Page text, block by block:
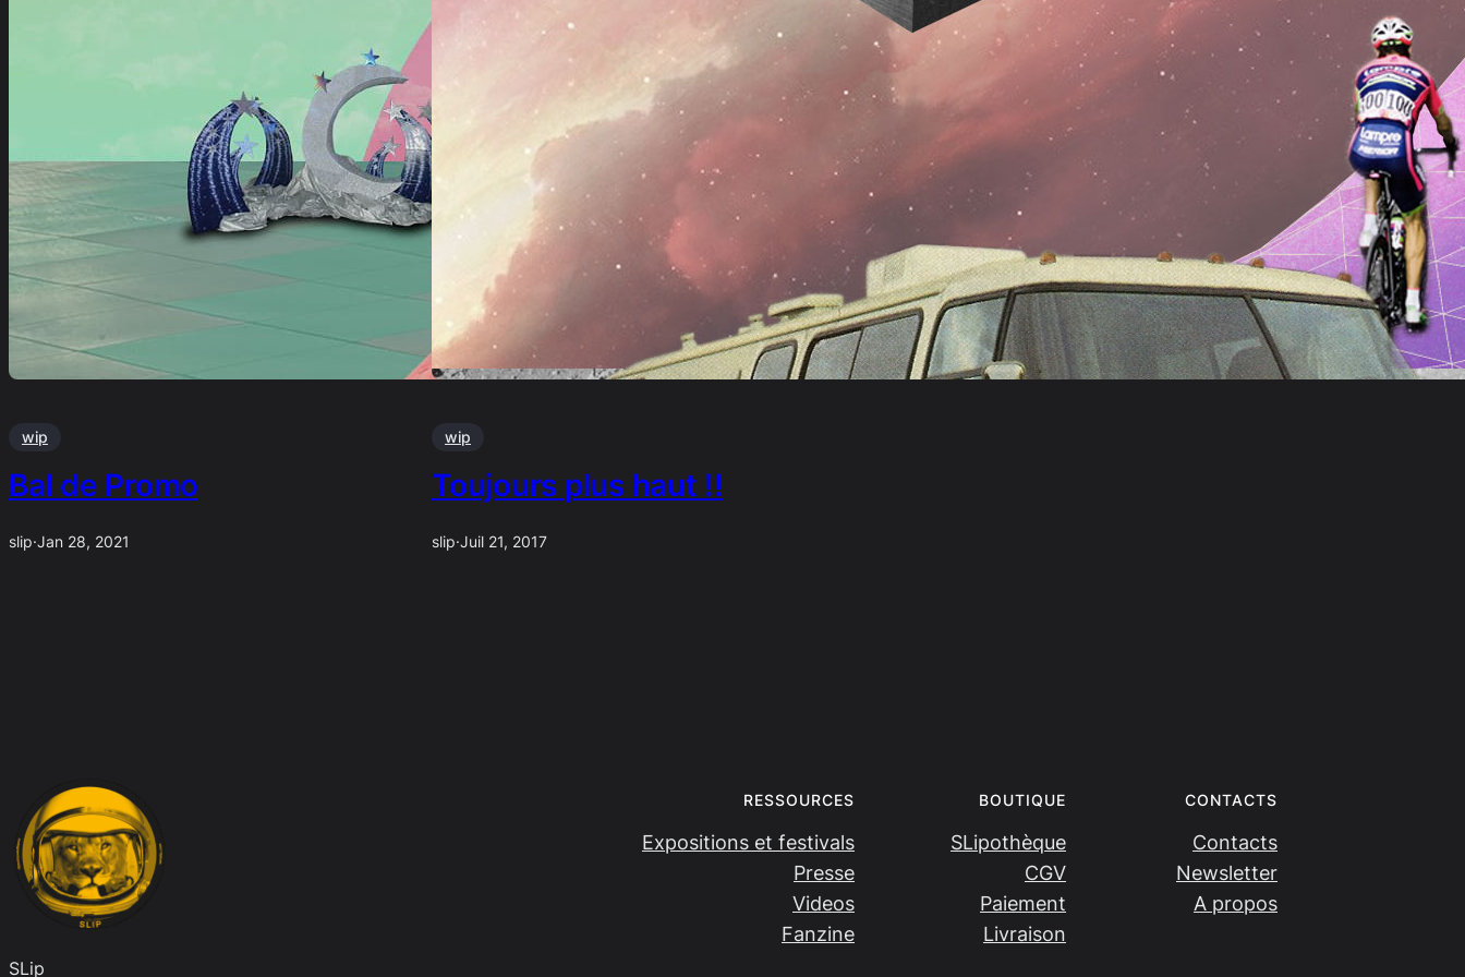
wip
Bal de Promo
slip·Jan 28, 2021
wip
Toujours plus haut !!
slip·Juil 21, 2017
SLip
RESSOURCES
Expositions et festivals
Presse
Videos
Fanzine
BOUTIQUE
SLipothèque
CGV
Paiement
Livraison
CONTACTS
Contacts
Newsletter
A propos